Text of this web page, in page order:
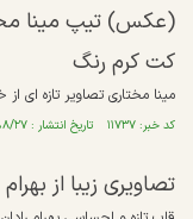
(عکس) تیپ مینا
کت کرم رنگ
مینا مختاری تصاویر تازه ای
کد خبر: ۱۱۷۳۷ تاریخ انتشار : ۱۴۰۴/۰۸/۲۷
تصاویری زیبا از